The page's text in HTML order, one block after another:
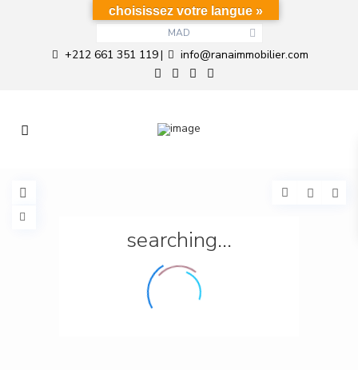
MAD
+212 661 351 119| info@ranaimmobilier.com
searching...
choisissez votre langue »